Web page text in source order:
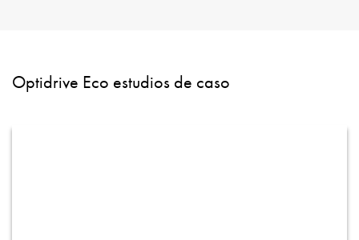
Optidrive Eco estudios de caso